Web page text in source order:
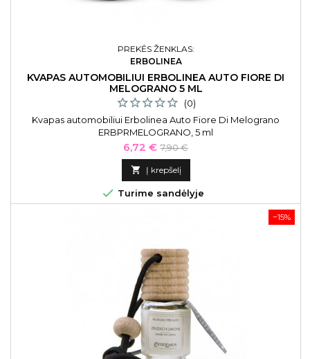
PREKĖS ŽENKLAS:
ERBOLINEA
KVAPAS AUTOMOBILIUI ERBOLINEA AUTO FIORE DI
MELOGRANO 5 ML
(0)
Kvapas automobiliui Erbolinea Auto Fiore Di Melograno
ERBPRMELOGRANO, 5 ml
Kaina
6,72 € Bazinė
kaina
7,90 €
 Į krepšelį
 Turime sandėlyje
−15%